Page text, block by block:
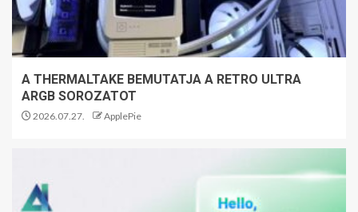
A THERMALTAKE BEMUTATJA A RETRO ULTRA
ARGB SOROZATOT
2026.07.27. ApplePie